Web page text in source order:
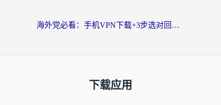
海外党必看：手机VPN下载+3步选对回国加速器，无缝刷国内资源不再愁
下载应用